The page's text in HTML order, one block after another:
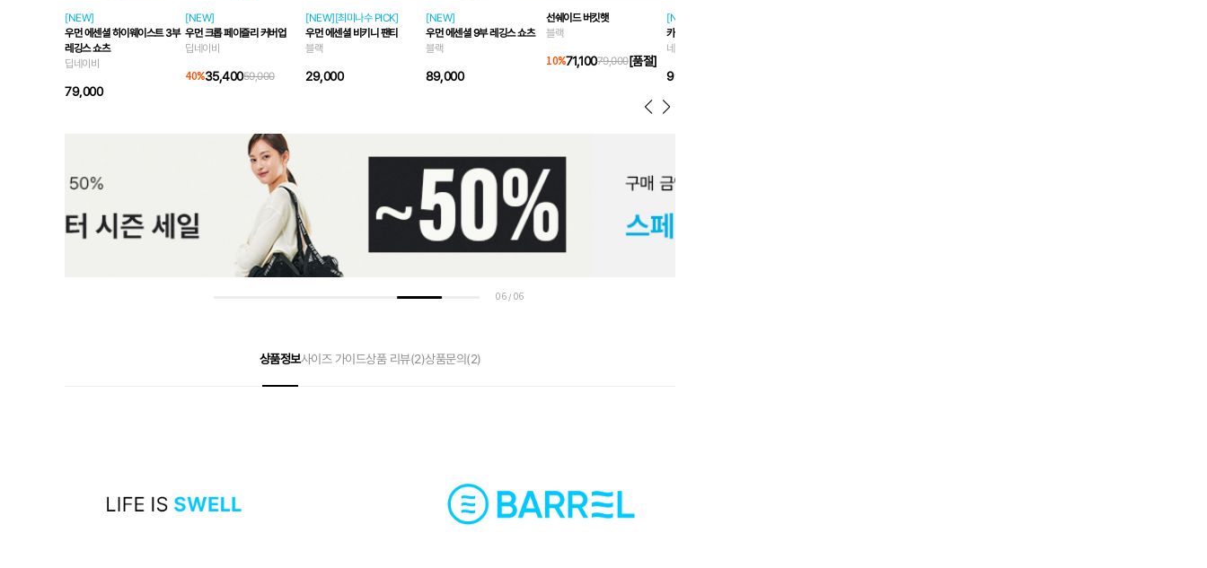
[NEW]
우먼 에센셜 하이웨이스트 3부
레깅스 쇼츠
딥네이비
79,000
[NEW]
우먼 크롭 페이즐리 커버업
딥네이비
40%35,40059,000
[NEW][최미나수 PICK]
우먼 에센셜 비키니 팬티
블랙
29,000
[NEW]
우먼 에센셜 9부 레깅스 쇼츠
블랙
89,000
선쉐이드 버킷햇
블랙
10%71,10079,000[품절]
[NEW]
카프리 네트 멀티 비치백 55L
네이비
99,000
06 / 06
상품정보사이즈 가이드상품 리뷰(2)상품문의(2)